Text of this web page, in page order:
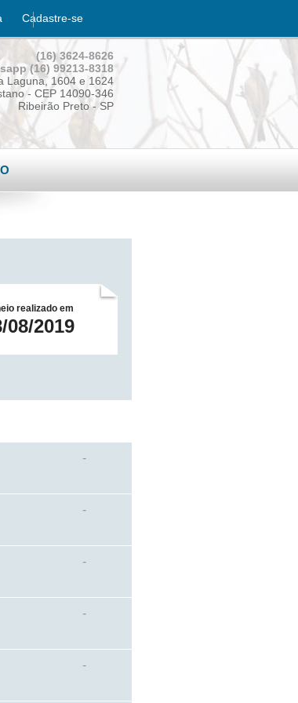
Cadastre-se
(16) 3624-8626
(16) 99213-8318
Laguna, 1604 e 1624
- CEP 14090-346
Ribeirão Preto - SP
realizado em
08/2019
-
-
-
-
-